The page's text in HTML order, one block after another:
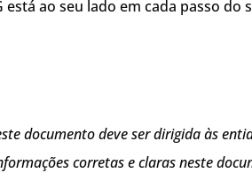
ao seu lado em cada passo do
documento deve ser dirigida às
corretas e claras neste